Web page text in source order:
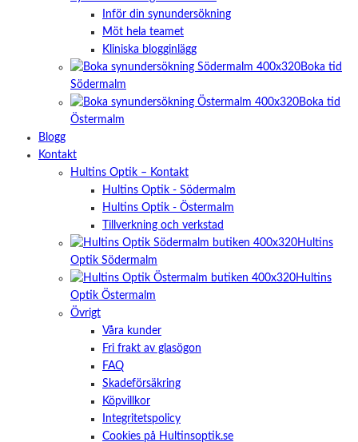
Inför din synundersökning
Möt hela teamet
Kliniska blogginlägg
Boka tid
Södermalm
Boka tid
Östermalm
Blogg
Kontakt
Hultins Optik – Kontakt
Hultins Optik - Södermalm
Hultins Optik - Östermalm
Tillverkning och verkstad
Hultins
Optik Södermalm
Hultins
Optik Östermalm
Övrigt
Våra kunder
Fri frakt av glasögon
FAQ
Skadeförsäkring
Köpvillkor
Integritetspolicy
Cookies på Hultinsoptik.se